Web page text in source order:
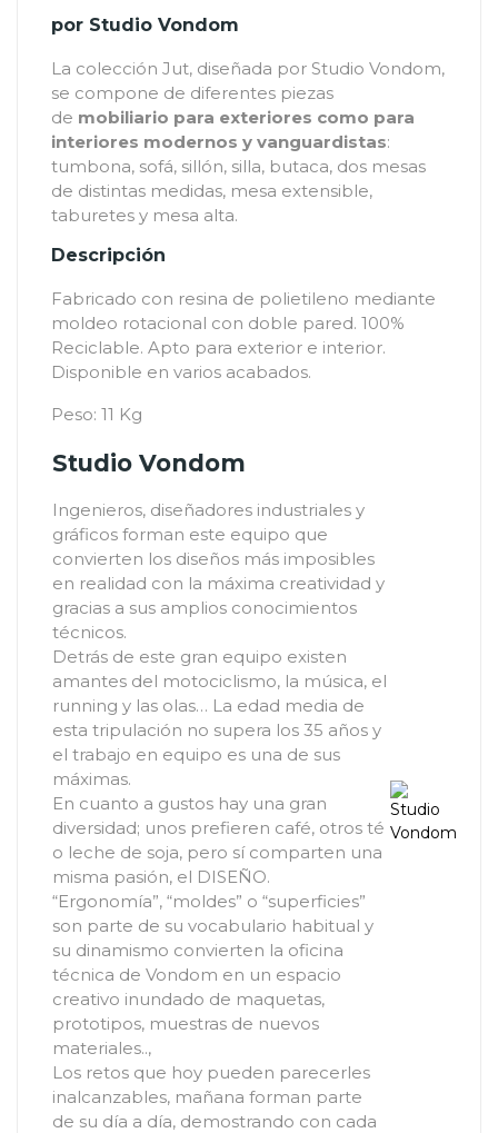
por Studio Vondom
La colección Jut, diseñada por Studio Vondom,
se compone de diferentes piezas
de mobiliario para exteriores como para
interiores modernos y vanguardistas:
tumbona, sofá, sillón, silla, butaca, dos mesas
de distintas medidas, mesa extensible,
taburetes y mesa alta.
Descripción
Fabricado con resina de polietileno mediante
moldeo rotacional con doble pared. 100%
Reciclable. Apto para exterior e interior.
Disponible en varios acabados.
Peso: 11 Kg
Studio Vondom
Ingenieros, diseñadores industriales y
gráficos forman este equipo que
convierten los diseños más imposibles
en realidad con la máxima creatividad y
gracias a sus amplios conocimientos
técnicos.
Detrás de este gran equipo existen
amantes del motociclismo, la música, el
running y las olas… La edad media de
esta tripulación no supera los 35 años y
el trabajo en equipo es una de sus
máximas.
En cuanto a gustos hay una gran
diversidad; unos prefieren café, otros té
o leche de soja, pero sí comparten una
misma pasión, el DISEÑO.
“Ergonomía”, “moldes” o “superficies”
son parte de su vocabulario habitual y
su dinamismo convierten la oficina
técnica de Vondom en un espacio
creativo inundado de maquetas,
prototipos, muestras de nuevos
materiales..,
Los retos que hoy pueden parecerles
inalcanzables, mañana forman parte
de su día a día, demostrando con cada